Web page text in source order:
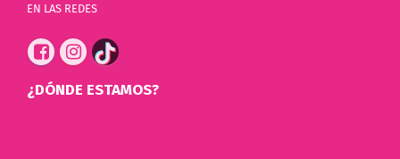
EN LAS REDES
¿DÓNDE ESTAMOS?